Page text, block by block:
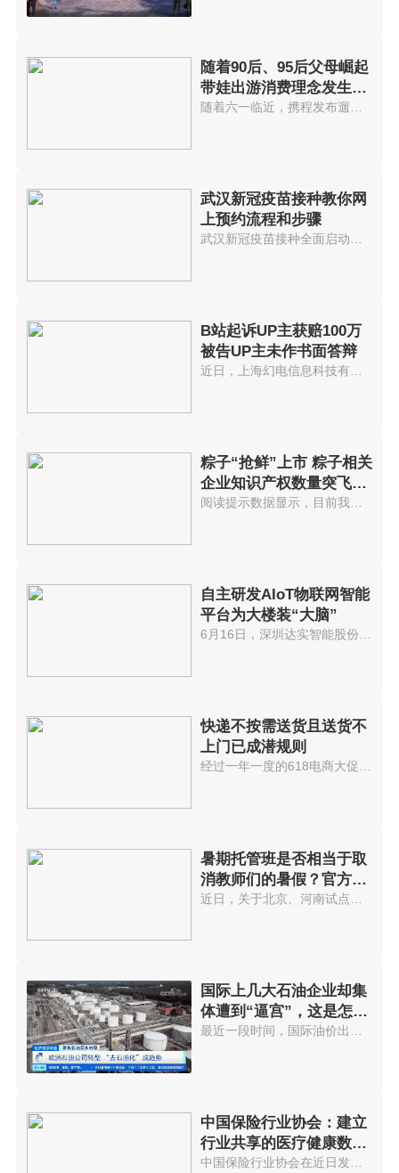
随着90后、95后父母崛起
带娃出游消费理念发生变
化
武汉新冠疫苗接种教你网
上预约流程和步骤
B站起诉UP主获赔100万
被告UP主未作书面答辩
粽子“抢鲜”上市 粽子相关
企业知识产权数量突飞猛
进
自主研发AIoT物联网智能
平台为大楼装“大脑”
6月16日，深圳达实智能股份有限...
快递不按需送货且送货不
上门已成潜规则
经过一年一度的618电商大促后，...
暑期托管班是否相当于取
消教师们的暑假？官方回
应...
国际上几大石油企业却集
体遭到“逼宫”，这是怎么
回事?
中国保险行业协会：建立
行业共享的医疗健康数据
库